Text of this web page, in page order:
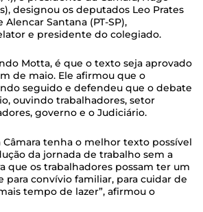
designou os deputados Leo Prates
Santana (PT-SP),
e presidente do colegiado.
Motta, é que o texto seja aprovado
de maio. Ele afirmou que o
seguido e defendeu que o debate
ouvindo trabalhadores, setor
governo e o Judiciário.
Câmara tenha o melhor texto possível
da jornada de trabalho sem a
que os trabalhadores possam ter um
convívio familiar, para cuidar de
tempo de lazer”, afirmou o